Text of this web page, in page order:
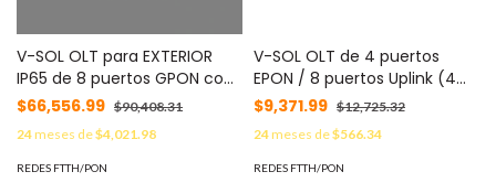
V-SOL OLT para EXTERIOR
IP65 de 8 puertos GPON con
4 puertos Uplink (2 puertos
SFP + 2 puertos SFP+), hasta
1024 ONUs MOD: V1600-G1-
WEO
$66,556.99 $90,408.31
24meses de$4,021.98
REDES FTTH/PON
V-SOL OLT de 4 puertos
EPON / 8 puertos Uplink (4
puertos Gigabit Ethernet + 4
puertos Gigabit Ethernet
SFP/SFP+) / hasta 256 ONUS
/ Doble Fuente de
$9,371.99 $12,725.32
24meses de$566.34
REDES FTTH/PON